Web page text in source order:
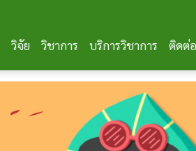
วิจัย วิชาการ บริการวิชาการ ติดต่